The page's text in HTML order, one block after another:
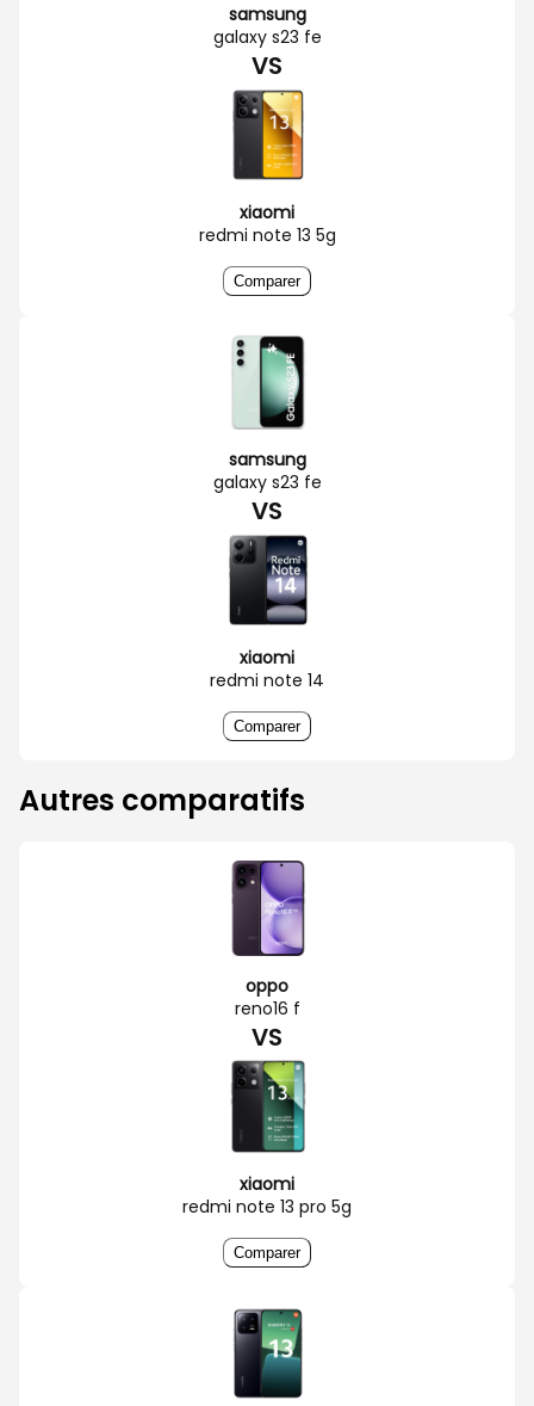
samsung
galaxy s23 fe
VS
xiaomi
redmi note 13 5g
Comparer
samsung
galaxy s23 fe
VS
xiaomi
redmi note 14
Comparer
Autres comparatifs
oppo
reno16 f
VS
xiaomi
redmi note 13 pro 5g
Comparer